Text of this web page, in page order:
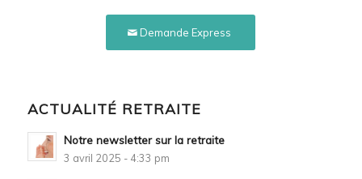
Demande Express
ACTUALITÉ RETRAITE
Notre newsletter sur la retraite
3 avril 2025 - 4:33 pm